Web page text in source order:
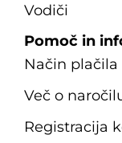
Vodiči
Pomoč in
Način plačila
Več o
Registracija